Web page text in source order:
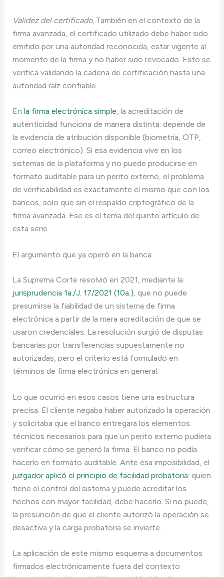
Validez del certificado.También en el contexto de la
firma avanzada, el certificado utilizado debe haber sido
emitido por una autoridad reconocida, estar vigente al
momento de la firma y no haber sido revocado. Esto se
verifica validando la cadena de certificación hasta una
autoridad raíz confiable.
En la firma electrónica simple, la acreditación de
autenticidad funciona de manera distinta: depende de
la evidencia de atribución disponible (biometría, OTP,
correo electrónico). Si esa evidencia vive en los
sistemas de la plataforma y no puede producirse en
formato auditable para un perito externo, el problema
de verificabilidad es exactamente el mismo que con los
bancos, solo que sin el respaldo criptográfico de la
firma avanzada. Ese es el tema del quinto artículo de
esta serie.
El argumento que ya operó en la banca
La Suprema Corte resolvió en 2021, mediante la
jurisprudencia 1a./J. 17/2021 (10a.), que no puede
presumirse la fiabilidad de un sistema de firma
electrónica a partir de la mera acreditación de que se
usaron credenciales. La resolución surgió de disputas
bancarias por transferencias supuestamente no
autorizadas, pero el criterio está formulado en
términos de firma electrónica en general.
Lo que ocurrió en esos casos tiene una estructura
precisa. El cliente negaba haber autorizado la operación
y solicitaba que el banco entregara los elementos
técnicos necesarios para que un perito externo pudiera
verificar cómo se generó la firma. El banco no podía
hacerlo en formato auditable. Ante esa imposibilidad, el
juzgador aplicó el principio de facilidad probatoria: quien
tiene el control del sistema y puede acreditar los
hechos con mayor facilidad, debe hacerlo. Si no puede,
la presunción de que el cliente autorizó la operación se
desactiva y la carga probatoria se invierte.
La aplicación de este mismo esquema a documentos
firmados electrónicamente fuera del contexto